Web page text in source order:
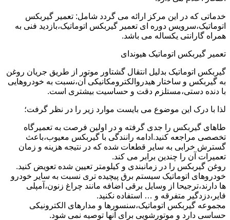
خدماتی که در این مرکز ارائه می گردد شامل: تعمیر گیربکس
اتوماتیک،سرویس دوره ای تعمیر گیربکس اتوماتیک،بازدید فنی به
همراه گارانتی یکساله می باشد.
تعمیر گیربکس اتوماتیک هیوندای
گیربکس اتوماتیک بدلیل انتقال گشتاور موتور از طریق جریان روغن
به گیربکس و ساختار هیدروالکترومکانیکی آن،نسبت به خودروهایی
با دنده دستی،مستلزم دقت و حساسیت بیشتری است.
لذا با درک این موضوع می بایست موارد زیر را در نظر گرفت؛
طاهای گیربکس را جدی گرفته و در اولین فرصت به تعمیرگاه
تخصصی مراجعه کنید.ادامه رانندگی با گیربکس معیوب،باعث
گسترش خرابی به سایر قطعات شده که در نتیجه هزینه و زمان
تعمیرات آن را چندین برابر می کند.
روغن گیربکس را در زمانبندی و کیلومتر تعیین شده تعویض کنید.
خودروهای اتوماتیک سیستم برق پیچیده تری نسبت به سایر خودرو
ها دارند،ترجیحا از وسایل برقی اضافه مانند چراغ زنون،آمپلی
فایر،دزدگیر متفرقه و … استفاده نکنید.
مجموعه گیربکس اتوماتیک،سنسورها و مدارهای الکترونیکی
حساسی دارد و موتورشویی برای آنها توصیه نمی شود.